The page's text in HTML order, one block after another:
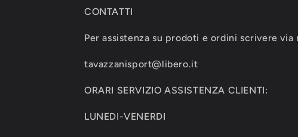
CONTATTI
Per assistenza su prodoti e ordini scrivere
tavazzanisport@libero.it
ORARI SERVIZIO ASSISTENZA CLIENTI:
LUNEDI-VENERDI